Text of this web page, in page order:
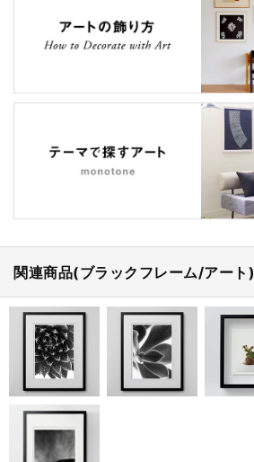
関連商品(ブラックフレーム/アート)